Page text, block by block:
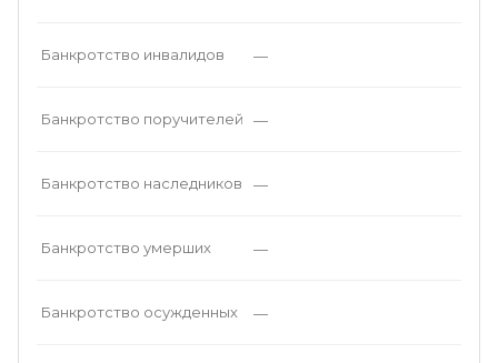
Банкротство инвалидов —
Банкротство поручителей —
Банкротство наследников —
Банкротство умерших —
Банкротство осужденных —